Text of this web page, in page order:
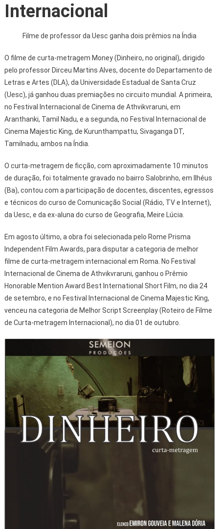
Internacional
Filme de professor da Uesc ganha dois prêmios na Índia
O filme de curta-metragem Money (Dinheiro, no original), dirigido
pelo professor Dirceu Martins Alves, docente do Departamento de
Letras e Artes (DLA), da Universidade Estadual de Santa Cruz
(Uesc), já ganhou duas premiações no circuito mundial. A primeira,
no Festival Internacional de Cinema de Athvikvraruni, em
Aranthanki, Tamil Nadu, e a segunda, no Festival Internacional de
Cinema Majestic King, de Kurunthampattu, Sivaganga DT,
Tamilnadu, ambos na Índia.
O curta-metragem de ficção, com aproximadamente 10 minutos
de duração, foi totalmente gravado no bairro Salobrinho, em Ilhéus
(Ba), contou com a participação de docentes, discentes, egressos
e técnicos do curso de Comunicação Social (Rádio, TV e Internet),
da Uesc, e da ex-aluna do curso de Geografia, Meire Lúcia.
Em agosto último, a obra foi selecionada pelo Rome Prisma
Independent Film Awards, para disputar a categoria de melhor
filme de curta-metragem internacional em Roma. No Festival
Internacional de Cinema de Athvikvraruni, ganhou o Prêmio
Honorable Mention Award Best International Short Film, no dia 24
de setembro, e no Festival Internacional de Cinema Majestic King,
venceu na categoria de Melhor Script Screenplay (Roteiro de Filme
de Curta-metragem Internacional), no dia 01 de outubro.